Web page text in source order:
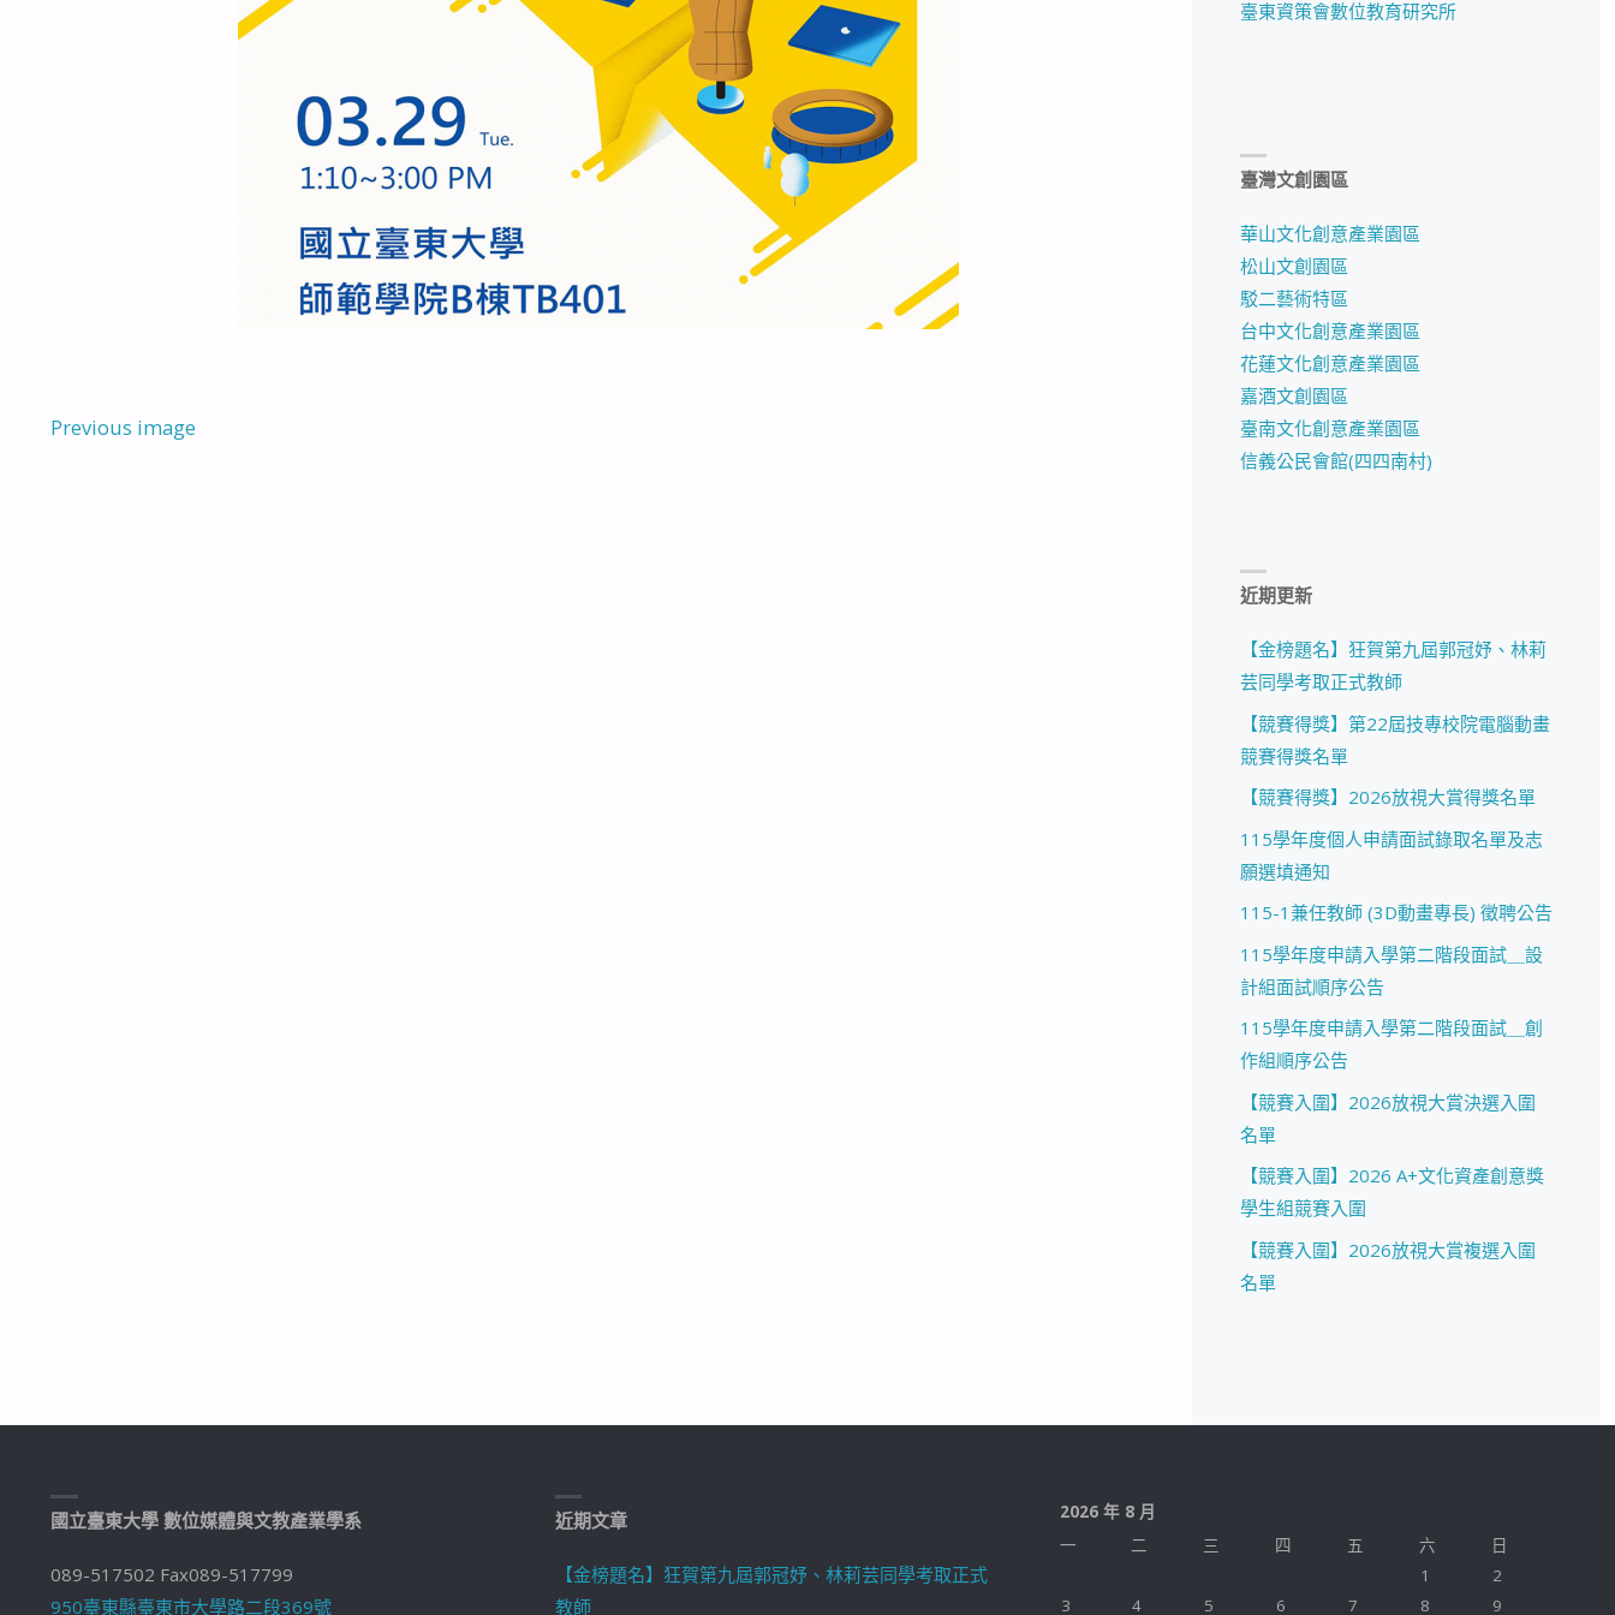
Previous image
臺東資策會數位教育研究所
臺灣文創園區
華山文化創意產業園區
松山文創園區
駁二藝術特區
台中文化創意產業園區
花蓮文化創意產業園區
嘉酒文創園區
臺南文化創意產業園區
信義公民會館(四四南村)
近期更新
【金榜題名】狂賀第九屆郭冠妤、林莉
芸同學考取正式教師
【競賽得獎】第22屆技專校院電腦動畫
競賽得獎名單
【競賽得獎】2026放視大賞得獎名單
115學年度個人申請面試錄取名單及志
願選填通知
115-1兼任教師 (3D動畫專長) 徵聘公告
115學年度申請入學第二階段面試＿設
計組面試順序公告
115學年度申請入學第二階段面試＿創
作組順序公告
【競賽入圍】2026放視大賞決選入圍
名單
【競賽入圍】2026 A+文化資產創意獎
學生組競賽入圍
【競賽入圍】2026放視大賞複選入圍
名單
國立臺東大學 數位媒體與文教產業學系
089-517502 Fax089-517799
950臺東縣臺東市大學路二段369號
近期文章
【金榜題名】狂賀第九屆郭冠妤、林莉芸同學考取正式
教師
2026 年 8 月
一
二 三 四 五 六
日
1
2
3
4 5 6 7 8 9